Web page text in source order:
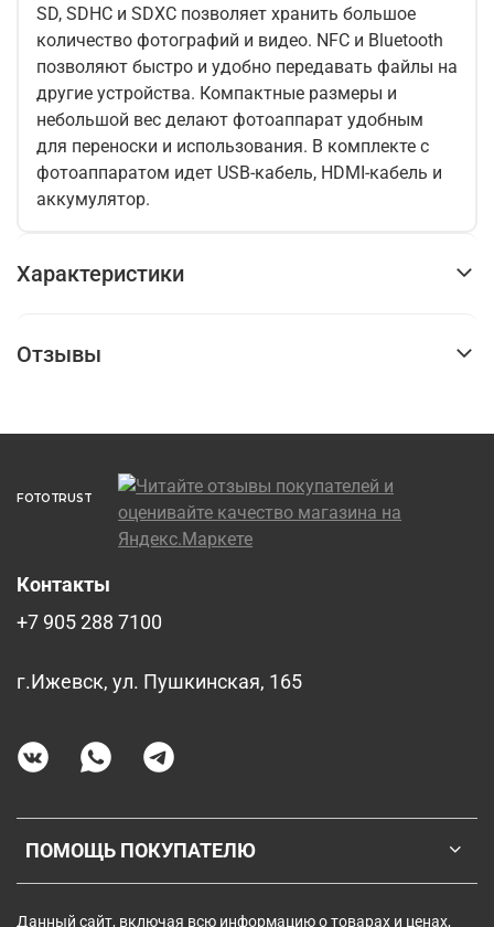
SD, SDHC и SDXC позволяет хранить большое
количество фотографий и видео. NFC и Bluetooth
позволяют быстро и удобно передавать файлы на
другие устройства. Компактные размеры и
небольшой вес делают фотоаппарат удобным
для переноски и использования. В комплекте с
фотоаппаратом идет USB-кабель, HDMI-кабель и
аккумулятор.
Характеристики
Отзывы
FOTOTRUST
ПОМОЩЬ ПОКУПАТЕЛЮ
Контакты
+7 905 288 7100
г.Ижевск, ул. Пушкинская, 165
Данный сайт, включая всю информацию о товарах и ценах,